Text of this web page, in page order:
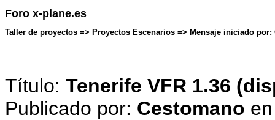
Foro x-plane.es
Taller de proyectos => Proyectos Escenarios => Mensaje iniciado por:
Título: Tenerife VFR 1.36
Publicado por: Cestomano